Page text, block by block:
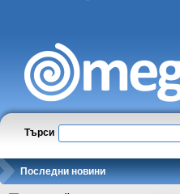
Търси
Последни новини